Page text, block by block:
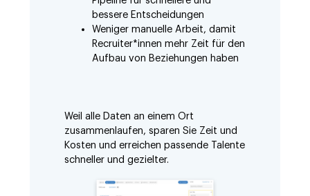
bessere Entscheidungen
Weniger manuelle Arbeit, damit
Recruiter*innen mehr Zeit für den
Aufbau von Beziehungen haben
Weil alle Daten an einem Ort
zusammenlaufen, sparen Sie Zeit und
Kosten und erreichen passende Talente
schneller und gezielter.